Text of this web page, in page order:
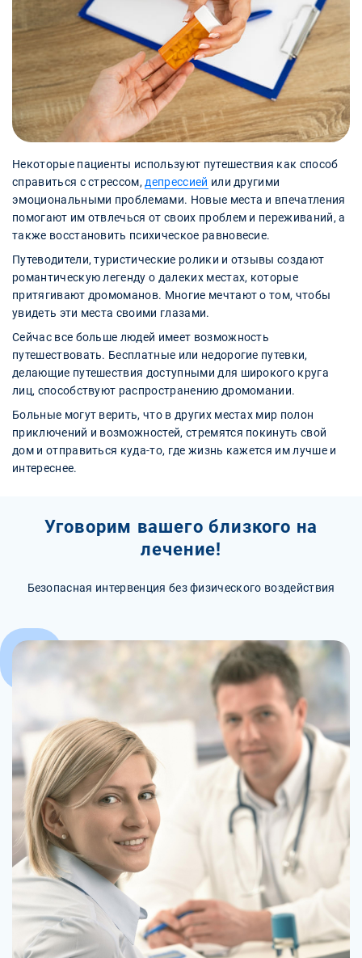
Некоторые пациенты используют путешествия как способ
справиться с стрессом, депрессией или другими
эмоциональными проблемами. Новые места и впечатления
помогают им отвлечься от своих проблем и переживаний, а
также восстановить психическое равновесие.
Путеводители, туристические ролики и отзывы создают
романтическую легенду о далеких местах, которые
притягивают дромоманов. Многие мечтают о том, чтобы
увидеть эти места своими глазами.
Сейчас все больше людей имеет возможность
путешествовать. Бесплатные или недорогие путевки,
делающие путешествия доступными для широкого круга
лиц, способствуют распространению дромомании.
Больные могут верить, что в других местах мир полон
приключений и возможностей, стремятся покинуть свой
дом и отправиться куда-то, где жизнь кажется им лучше и
интереснее.
Уговорим вашего близкого на
лечение!
Безопасная интервенция без физического воздействия